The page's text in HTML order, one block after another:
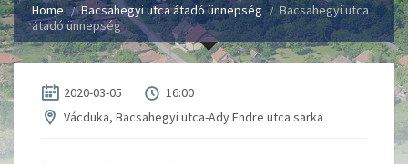
Home Bacsahegyi utca átadó ünnepség
Bacsahegyi utca
átadó ünnepség
2020-03-05
16:00
Vácduka, Bacsahegyi utca-Ady Endre utca sarka